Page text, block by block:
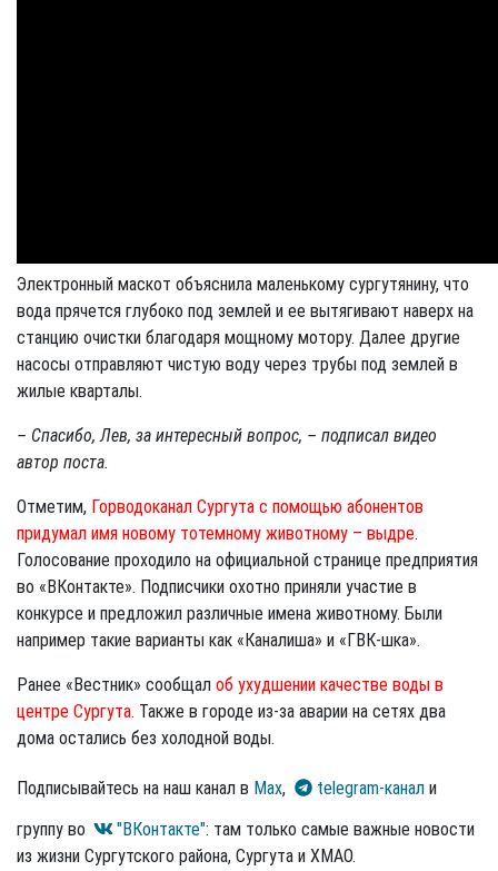
Электронный маскот объяснила маленькому сургутянину, что
вода прячется глубоко под землей и ее вытягивают наверх на
станцию очистки благодаря мощному мотору. Далее другие
насосы отправляют чистую воду через трубы под землей в
жилые кварталы.
– Спасибо, Лев, за интересный вопрос, – подписал видео
автор поста.
Отметим, Горводоканал Сургута с помощью абонентов
придумал имя новому тотемному животному – выдре.
Голосование проходило на официальной странице предприятия
во «ВКонтакте». Подписчики охотно приняли участие в
конкурсе и предложил различные имена животному. Были
например такие варианты как «Каналиша» и «ГВК-шка».
Ранее «Вестник» сообщал об ухудшении качестве воды в
центре Сургута. Также в городе из-за аварии на сетях два
дома остались без холодной воды.
Подписывайтесь на наш канал в Max, telegram-канал и
группу во
"ВКонтакте": там только самые важные новости
из жизни Сургутского района, Сургута и ХМАО.